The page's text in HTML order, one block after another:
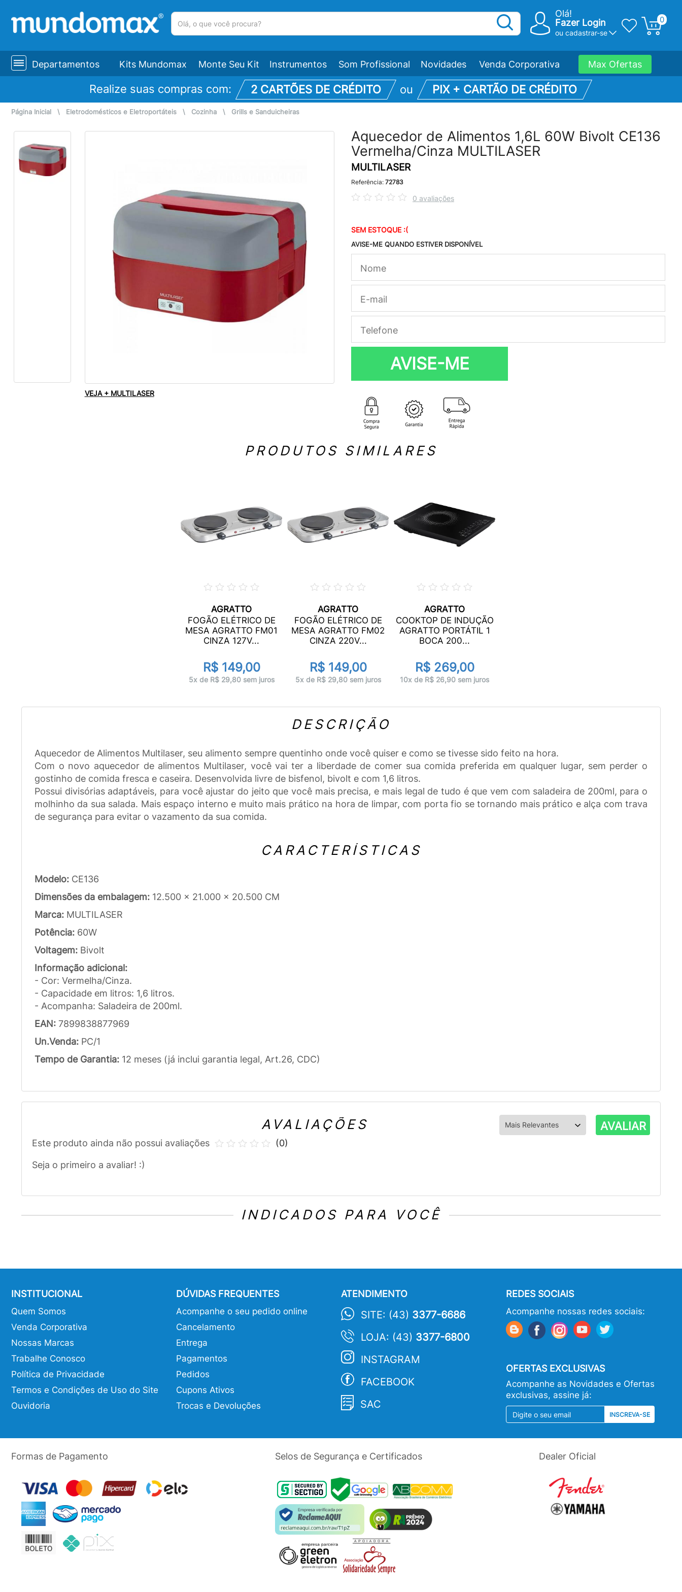
Olá!
Fazer Login
ou cadastrar-se
0
Departamentos Kits Mundomax Monte Seu Kit Instrumentos Som Profissional Novidades Venda Corporativa Max Ofertas
Realize suas compras com: 2 CARTÕES DE CRÉDITO ou PIX + CARTÃO DE CRÉDITO
Página Inicial \ Eletrodomésticos e Eletroportáteis \ Cozinha \ Grills e Sanduicheiras
VEJA + MULTILASER
Aquecedor de Alimentos 1,6L 60W Bivolt CE136
Vermelha/Cinza MULTILASER
MULTILASER
Referência: 72783
0 avaliações
SEM ESTOQUE :(
AVISE-ME QUANDO ESTIVER DISPONÍVEL
AVISE-ME
PRODUTOS SIMILARES
AGRATTO
FOGÃO ELÉTRICO DE
MESA AGRATTO FM01
CINZA 127V...
R$ 149,00
5x de R$ 29,80 sem juros
AGRATTO
FOGÃO ELÉTRICO DE
MESA AGRATTO FM02
CINZA 220V...
R$ 149,00
5x de R$ 29,80 sem juros
AGRATTO
COOKTOP DE INDUÇÃO
AGRATTO PORTÁTIL 1
BOCA 200...
R$ 269,00
10x de R$ 26,90 sem juros
DESCRIÇÃO
Aquecedor de Alimentos Multilaser, seu alimento sempre quentinho onde você quiser e como se tivesse sido feito na hora.
Com o novo aquecedor de alimentos Multilaser, você vai ter a liberdade de comer sua comida preferida em qualquer lugar, sem perder o
gostinho de comida fresca e caseira. Desenvolvida livre de bisfenol, bivolt e com 1,6 litros.
Possui divisórias adaptáveis, para você ajustar do jeito que você mais precisa, e mais legal de tudo é que vem com saladeira de 200ml, para o
molhinho da sua salada. Mais espaço interno e muito mais prático na hora de limpar, com porta fio se tornando mais prático e alça com trava
de segurança para evitar o vazamento da sua comida.
CARACTERÍSTICAS
Modelo: CE136
Dimensões da embalagem: 12.500 x 21.000 x 20.500 CM
Marca: MULTILASER
Potência: 60W
Voltagem: Bivolt
Informação adicional:
- Cor: Vermelha/Cinza.
- Capacidade em litros: 1,6 litros.
- Acompanha: Saladeira de 200ml.
EAN: 7899838877969
Un.Venda: PC/1
Tempo de Garantia: 12 meses (já inclui garantia legal, Art.26, CDC)
AVALIAÇÕES AVALIAR
Este produto ainda não possui avaliações
Seja o primeiro a avaliar! :)
(0)
INDICADOS PARA VOCÊ
INSTITUCIONAL
Quem Somos
Venda Corporativa
Nossas Marcas
Trabalhe Conosco
Política de Privacidade
Termos e Condições de Uso do Site
Ouvidoria
DÚVIDAS FREQUENTES
Acompanhe o seu pedido online
Cancelamento
Entrega
Pagamentos
Pedidos
Cupons Ativos
Trocas e Devoluções
ATENDIMENTO
SITE: (43) 3377-6686
LOJA: (43) 3377-6800
INSTAGRAM
FACEBOOK
SAC
REDES SOCIAIS
Acompanhe nossas redes sociais:
OFERTAS EXCLUSIVAS
Acompanhe as Novidades e Ofertas
exclusivas, assine já:
INSCREVA-SE
Formas de Pagamento Selos de Segurança e Certificados Dealer Oficial